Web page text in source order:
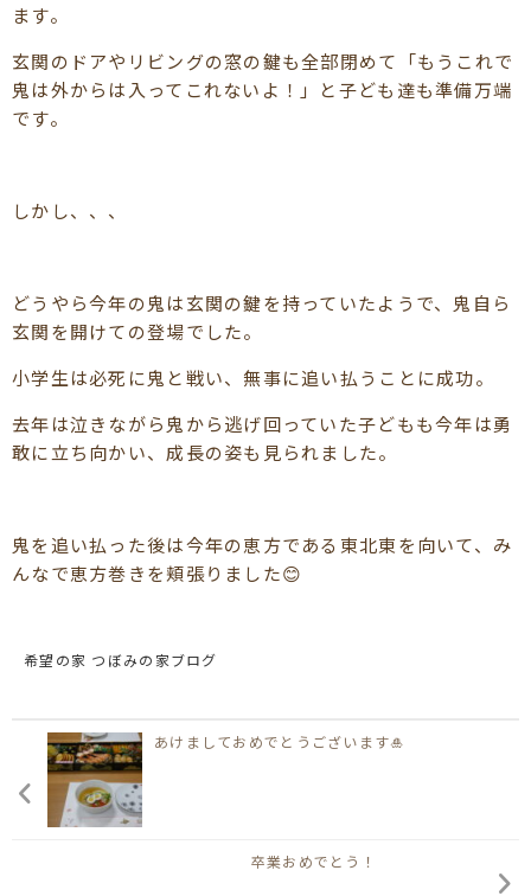
ます。
玄関のドアやリビングの窓の鍵も全部閉めて「もうこれで
鬼は外からは入ってこれないよ！」と子ども達も準備万端
です。
しかし、、、
どうやら今年の鬼は玄関の鍵を持っていたようで、鬼自ら
玄関を開けての登場でした。
小学生は必死に鬼と戦い、無事に追い払うことに成功。
去年は泣きながら鬼から逃げ回っていた子どもも今年は勇
敢に立ち向かい、成長の姿も見られました。
鬼を追い払った後は今年の恵方である東北東を向いて、み
んなで恵方巻きを頬張りました😊
希望の家 つぼみの家ブログ
あけましておめでとうございます🎍
卒業おめでとう！